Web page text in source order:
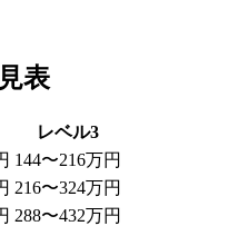
表
レベル3
144〜216万円
216〜324万円
288〜432万円